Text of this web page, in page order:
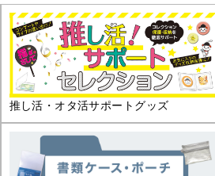
推し活・オタ活サポートグッズ